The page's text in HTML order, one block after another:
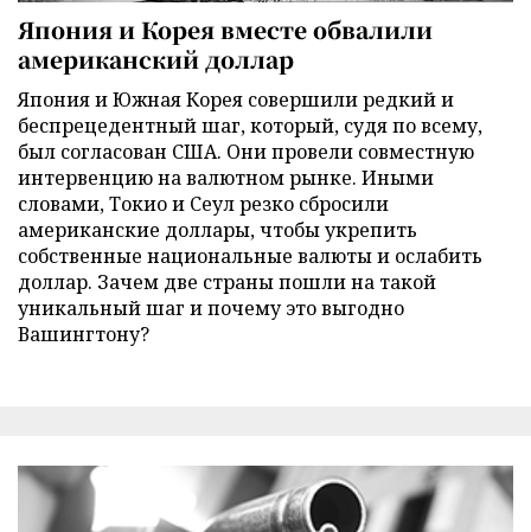
Япония и Корея вместе обвалили
американский доллар
Япония и Южная Корея совершили редкий и
беспрецедентный шаг, который, судя по всему,
был согласован США. Они провели совместную
интервенцию на валютном рынке. Иными
словами, Токио и Сеул резко сбросили
американские доллары, чтобы укрепить
собственные национальные валюты и ослабить
доллар. Зачем две страны пошли на такой
уникальный шаг и почему это выгодно
Вашингтону?